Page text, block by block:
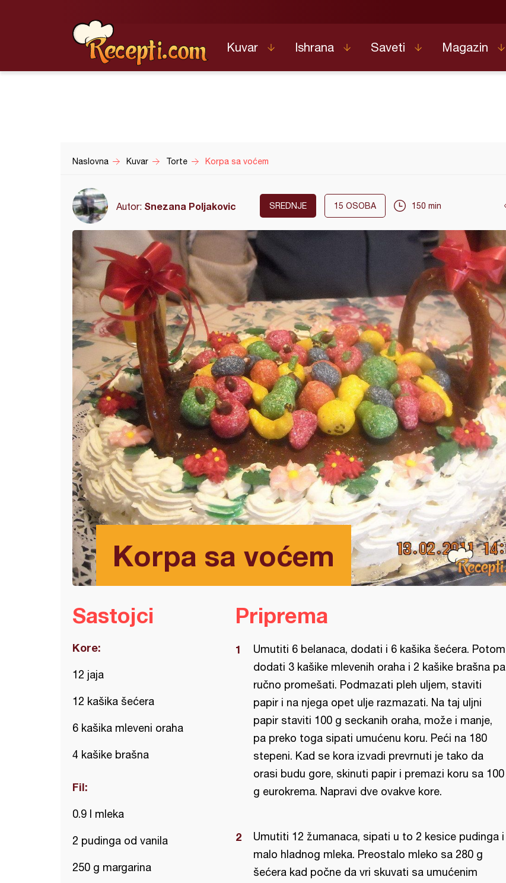
Kuvar Ishrana Saveti Magazin
Naslovna Kuvar Torte Korpa sa voćem
Autor: Snezana Poljakovic SREDNJE 15 OSOBA 150 min
Korpa sa voćem
Sastojci
Kore:
12 jaja
12 kašika šećera
6 kašika mleveni oraha
4 kašike brašna
Fil:
0.9 l mleka
2 pudinga od vanila
250 g margarina
Priprema
Umutiti 6 belanaca, dodati i 6 kašika šećera. Potom
dodati 3 kašike mlevenih oraha i 2 kašike brašna pa
ručno promešati. Podmazati pleh uljem, staviti
papir i na njega opet ulje razmazati. Na taj uljni
papir staviti 100 g seckanih oraha, može i manje,
pa preko toga sipati umućenu koru. Peći na 180
stepeni. Kad se kora izvadi prevrnuti je tako da
orasi budu gore, skinuti papir i premazi koru sa 100
g eurokrema. Napravi dve ovakve kore.
Umutiti 12 žumanaca, sipati u to 2 kesice pudinga i
malo hladnog mleka. Preostalo mleko sa 280 g
šećera kad počne da vri skuvati sa umućenim